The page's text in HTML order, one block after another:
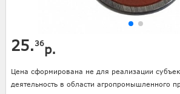
25. 36р.
Цена сформирована не для реализации
деятельность в области агропромышленного